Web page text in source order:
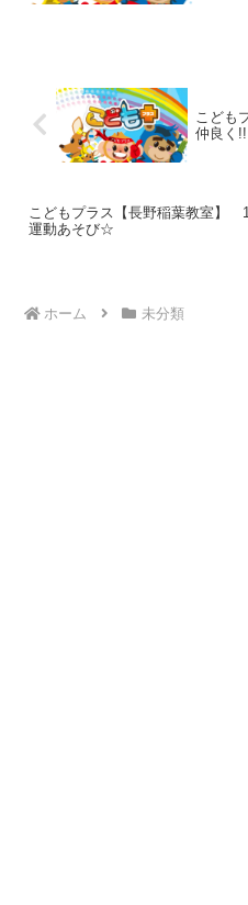
こども
仲良く
こどもプラス【長野稲葉教室】
運動あそび☆
ホーム 未分類